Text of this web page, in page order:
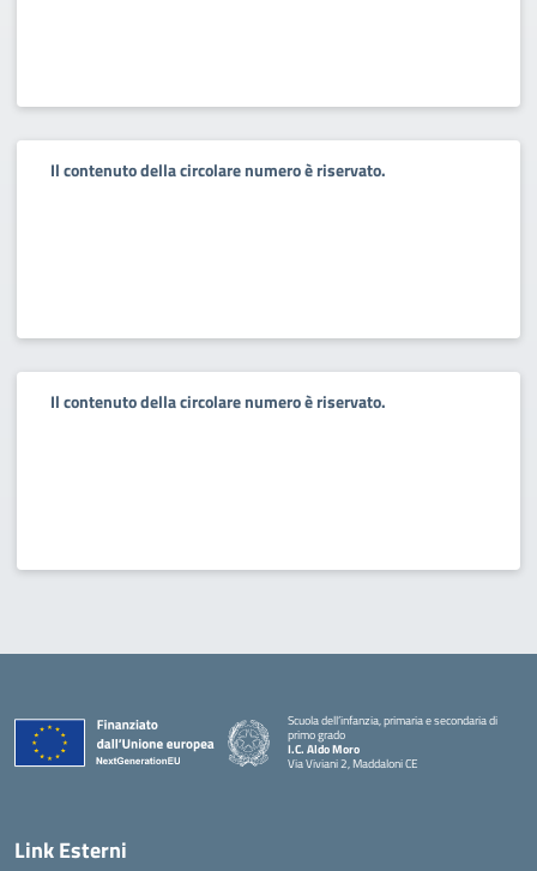
Il contenuto della circolare numero è riservato.
Il contenuto della circolare numero è riservato.
Scuola dell’infanzia, primaria e secondaria di
primo grado
I.C. Aldo Moro
Via Viviani 2, Maddaloni CE
Link Esterni